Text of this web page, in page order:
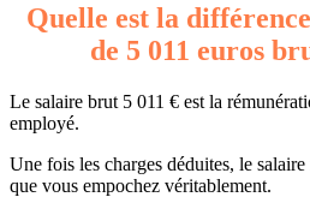
Quelle est la
de 5 011 euros
Le salaire brut 5 011 € est la
employé.
Une fois les charges déduites, le salaire
que vous empochez véritablement.